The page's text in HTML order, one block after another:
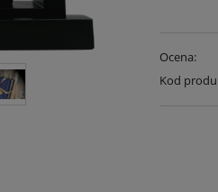
Ocena:
Kod